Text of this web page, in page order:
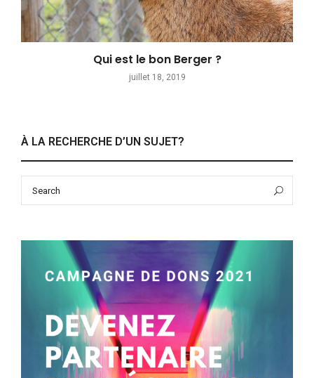
Qui est le bon Berger ?
juillet 18, 2019
À LA RECHERCHE D’UN SUJET?